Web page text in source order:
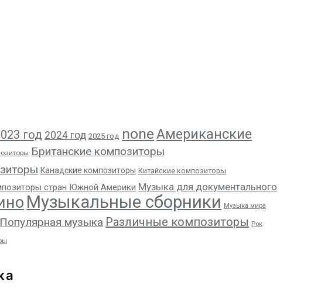
год 2024 год 2025 год noneАмериканские
Британские композиторы
Канадские композиторы Китайские композиторы
стран Южной Америки Музыка для документального
Музыкальные сборники Музыка мира
Популярная музыка Различные композиторы Рок